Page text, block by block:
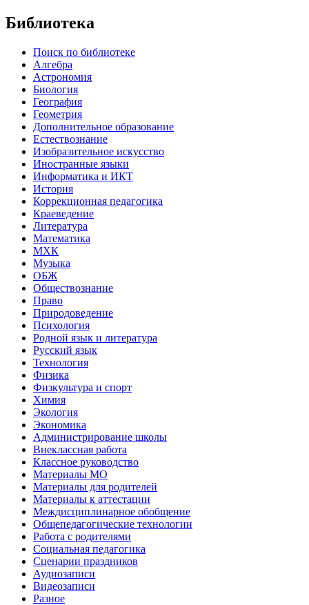
Библиотека
Поиск по библиотеке
Алгебра
Астрономия
Биология
География
Геометрия
Дополнительное образование
Естествознание
Изобразительное искусство
Иностранные языки
Информатика и ИКТ
История
Коррекционная педагогика
Краеведение
Литература
Математика
МХК
Музыка
ОБЖ
Обществознание
Право
Природоведение
Психология
Родной язык и литература
Русский язык
Технология
Физика
Физкультура и спорт
Химия
Экология
Экономика
Администрирование школы
Внеклассная работа
Классное руководство
Материалы МО
Материалы для родителей
Материалы к аттестации
Междисциплинарное обобщение
Общепедагогические технологии
Работа с родителями
Социальная педагогика
Сценарии праздников
Аудиозаписи
Видеозаписи
Разное